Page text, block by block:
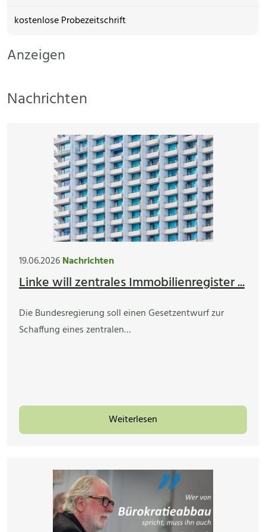
kostenlose Probezeitschrift
Anzeigen
Nachrichten
19.06.2026Nachrichten
Linke will zentrales Immobilienregister ...
Die Bundesregierung soll einen Gesetzentwurf zur
Schaffung eines zentralen…
Weiterlesen